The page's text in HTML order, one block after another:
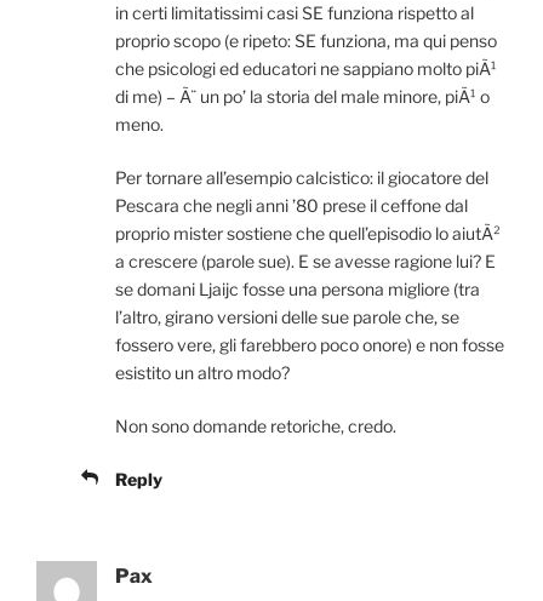
in certi limitatissimi casi SE funziona rispetto al
proprio scopo (e ripeto: SE funziona, ma qui penso
che psicologi ed educatori ne sappiano molto piÃ¹
di me) – Ã¨ un po’ la storia del male minore, piÃ¹ o
meno.
Per tornare all’esempio calcistico: il giocatore del
Pescara che negli anni ’80 prese il ceffone dal
proprio mister sostiene che quell’episodio lo aiutÃ²
a crescere (parole sue). E se avesse ragione lui? E
se domani Ljaijc fosse una persona migliore (tra
l’altro, girano versioni delle sue parole che, se
fossero vere, gli farebbero poco onore) e non fosse
esistito un altro modo?
Non sono domande retoriche, credo.
Reply
Pax